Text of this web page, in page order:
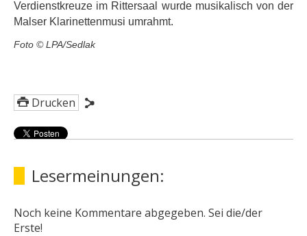
Verdienstkreuze im Rittersaal wurde musikalisch von der
Malser Klarinettenmusi umrahmt.
Foto © LPA/Sedlak
Drucken
Lesermeinungen:
Noch keine Kommentare abgegeben. Sei die/der
Erste!